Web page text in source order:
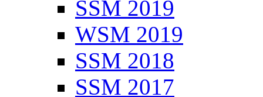
SSM 2019
WSM 2019
SSM 2018
SSM 2017